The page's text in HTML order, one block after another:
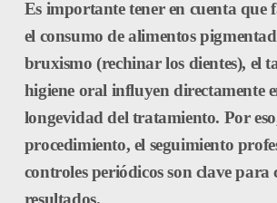
Es importante tener en cuenta que
el consumo de alimentos
bruxismo (rechinar los dientes), el
higiene oral influyen directamente
longevidad del tratamiento. Por
procedimiento, el seguimiento
controles periódicosson clave para
resultados.